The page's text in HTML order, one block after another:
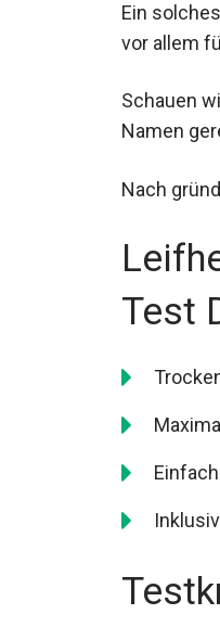
Ein
vor allem
Schauen
Namen
Nach
Test